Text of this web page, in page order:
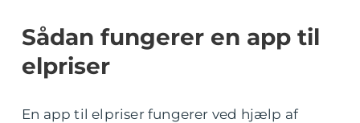
Sådan fungerer en app til
elpriser
En app til elpriser fungerer ved hjælp af